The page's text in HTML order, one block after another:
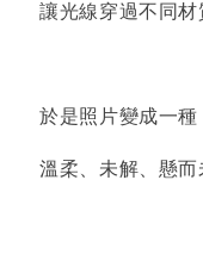
讓光線穿過不同材
於是照片變成一種
溫柔、未解、懸而